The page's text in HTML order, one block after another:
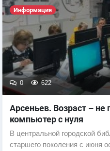
Информация
0 622
Арсеньев. Возраст – не
компьютер с нуля
В центральной городской
старшего поколения с июня